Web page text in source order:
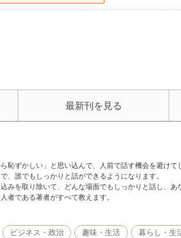
最新刊を見る
ら恥ずかしい」と思い込んで、人前で話す機会を避け
、誰でもしっかりと話ができるようになります。
みを取り除いて、どんな場面でもしっかりと話し、
者である著者がすべて教えます。
ビジネス・政治 趣味・生活 暮らし・生